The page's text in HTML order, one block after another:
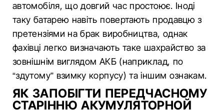
автомобіля, що довгий час простоює. Іноді
таку батарею навіть повертають продавцю з
претензіями на брак виробництва, однак
фахівці легко визначають таке шахрайство за
зовнішнім виглядом АКБ (наприклад, по
“здутому” взимку корпусу) та іншим ознакам.
ЯК ЗАПОБІГТИ ПЕРЕДЧАСНОМУ
СТАРІННЮ АКУМУЛЯТОРНОЙ